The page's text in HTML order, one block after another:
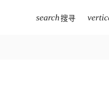
search搜寻